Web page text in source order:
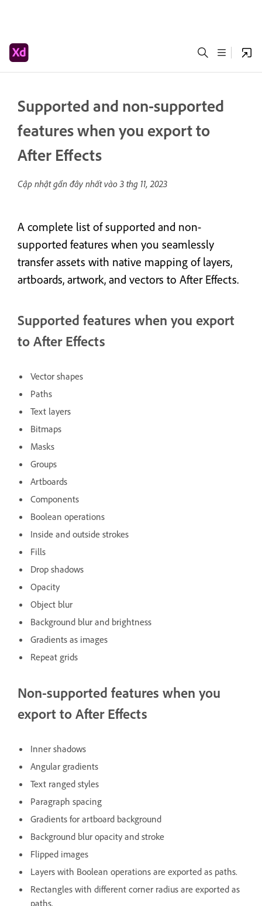
Supported and non-supported
features when you export to
After Effects
Cập nhật gần đây nhất vào 3 thg 11, 2023
A complete list of supported and non-
supported features when you seamlessly
transfer assets with native mapping of layers,
artboards, artwork, and vectors to After Effects.
Supported features when you export
to After Effects
Vector shapes
Paths
Text layers
Bitmaps
Masks
Groups
Artboards
Components
Boolean operations
Inside and outside strokes
Fills
Drop shadows
Opacity
Object blur
Background blur and brightness
Gradients as images
Repeat grids
Non-supported features when you
export to After Effects
Inner shadows
Angular gradients
Text ranged styles
Paragraph spacing
Gradients for artboard background
Background blur opacity and stroke
Flipped images
Layers with Boolean operations are exported as paths.
Rectangles with different corner radius are exported as
paths.